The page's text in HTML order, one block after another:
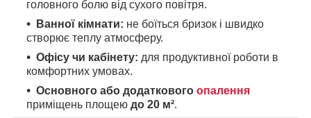
головного болю від сухого повітря.
Ванної кімнати: не боїться бризок і швидко
створює теплу атмосферу.
Офісу чи кабінету: для продуктивної роботи в
комфортних умовах.
Основного або додаткового опалення
приміщень площею до 20 м².